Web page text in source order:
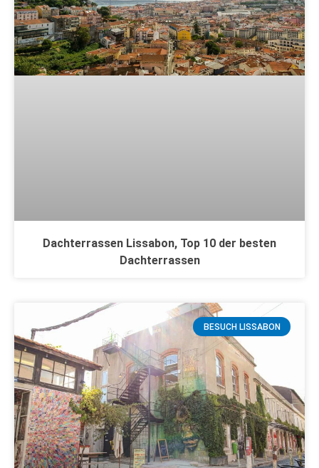
Dachterrassen Lissabon, Top 10 der besten
Dachterrassen
BESUCH LISSABON